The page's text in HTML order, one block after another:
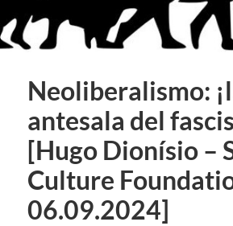
Neoliberalismo:
antesala del
[Hugo Dionísio –
Culture
06.09.2024]